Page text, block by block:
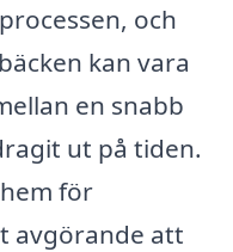
och
kan vara
en snabb
ut på tiden.
för
avgörande att